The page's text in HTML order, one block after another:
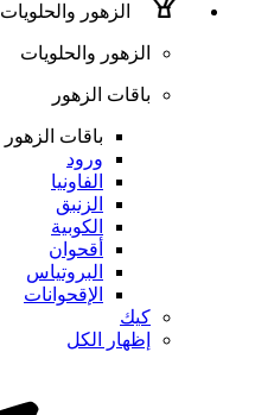
الزهور والحلويات
الزهور والحلويات
باقات الزهور
باقات الزهور
ورود
الفاونيا
الزنبق
الكوبية
أقحوان
البروتياس
الإقحوانات
كيك
إظهار الكل